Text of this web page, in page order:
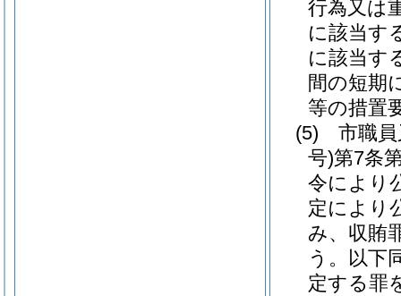
行為又は
に該当す
に該当す
間の短期
等の措置
(5)
市職
号)第7条
令により
定により
み、収賄
う。以下
定する罪